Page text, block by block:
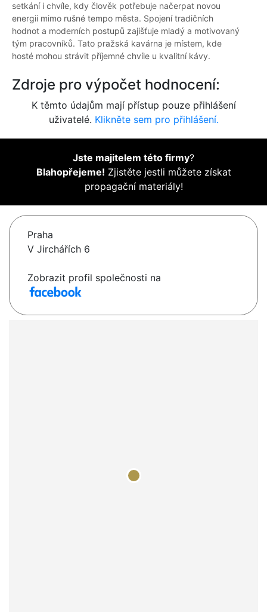
setkání i chvíle, kdy člověk potřebuje načerpat novou
energii mimo rušné tempo města. Spojení tradičních
hodnot a moderních postupů zajišťuje mladý a motivovaný
tým pracovníků. Tato pražská kavárna je místem, kde
hosté mohou strávit příjemné chvíle u kvalitní kávy.
Zdroje pro výpočet hodnocení:
K těmto údajům mají přístup pouze přihlášení
uživatelé. Klikněte sem pro přihlášení.
Jste majitelem této firmy?
Blahopřejeme! Zjistěte jestli můžete získat
propagační materiály!
Praha
V Jirchářích 6
Zobrazit profil společnosti na